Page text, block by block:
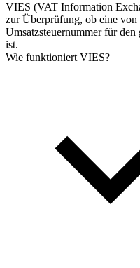
VIES (VAT Information
zur Überprüfung, ob eine
Umsatzsteuernummer für
ist.
Wie funktioniert VIES?